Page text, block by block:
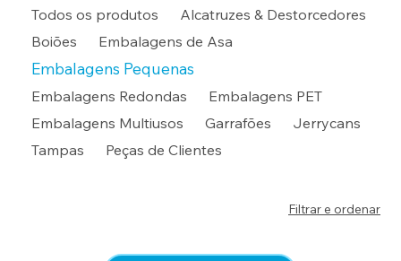
Todos os produtos
Alcatruzes & Destorcedores
Boiões
Embalagens de Asa
Embalagens Pequenas
Embalagens Redondas
Embalagens PET
Embalagens Multiusos
Garrafões
Jerrycans
Tampas
Peças de Clientes
Filtrar e ordenar